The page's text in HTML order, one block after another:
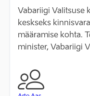
Vabariigi Valitsuse
keskseks
määramise kohta.
minister, Vabariigi